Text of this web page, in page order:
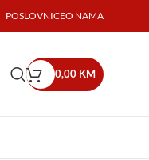
POSLOVNICEO NAMA
0,00 KM